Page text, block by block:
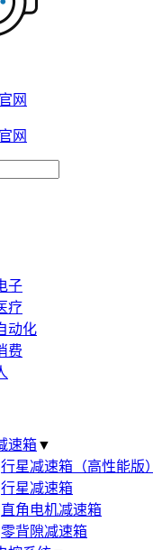
网
网
子
疗
动化
费
速箱▼
行星减速箱（高性能版）
行星减速箱
直角电机减速箱
零背隙减速箱